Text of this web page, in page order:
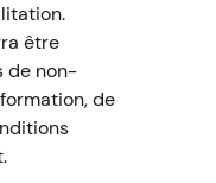
être
de non-
de